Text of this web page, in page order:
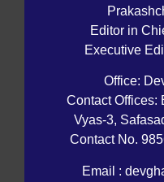
Editor in
Executive
Office:
Contact Offices:
Vyas-3,
Contact No.
Email :